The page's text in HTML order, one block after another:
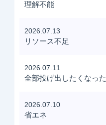
理解不能
2026.07.13
リソース不足
2026.07.11
全部投げ出したくなった
2026.07.10
省エネ